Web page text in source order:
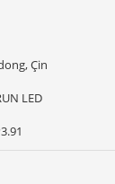
Çin
LED